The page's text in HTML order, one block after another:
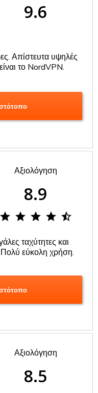
Απίστευτα υψηλές
το NordVPN.
9.6
ταχύτητες και
Πολύ εύκολη χρήση.
Αξιολόγηση
8.9
star star star star star_half
Αξιολόγηση
8.5